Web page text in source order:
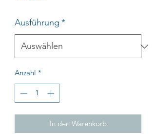
Ausführung *
Anzahl *
In den Warenkorb